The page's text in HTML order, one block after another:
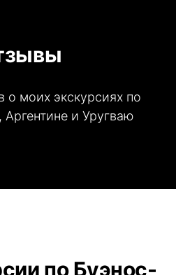
о моих экскурсиях по
и Уругваю
по Буэнос-